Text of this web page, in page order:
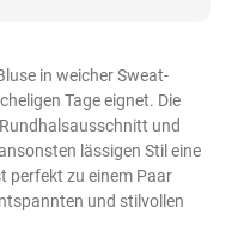
in weicher Sweat-
Tage eignet. Die
und
lässigen Stil eine
perfekt zu einem Paar
und stilvollen